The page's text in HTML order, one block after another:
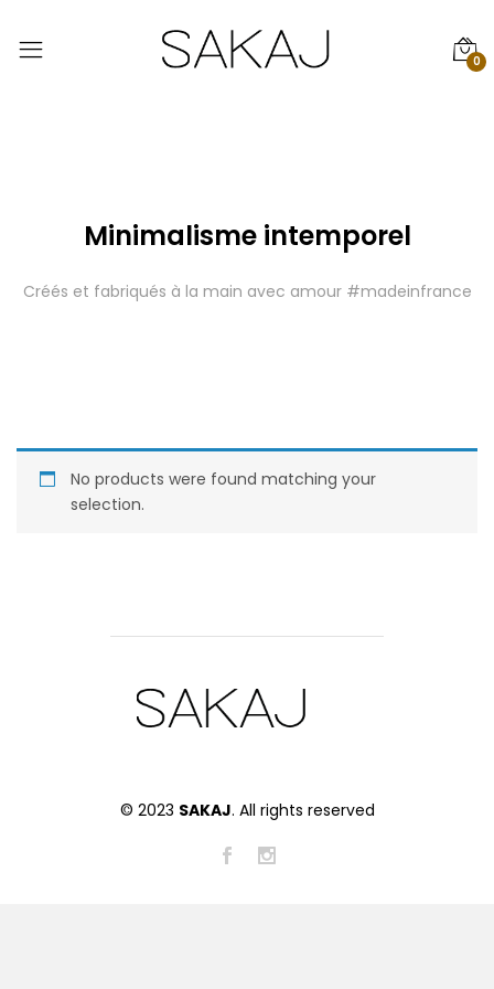
0
Minimalisme intemporel
Créés et fabriqués à la main avec amour #madeinfrance
No products were found matching your
selection.
© 2023 SAKAJ. All rights reserved